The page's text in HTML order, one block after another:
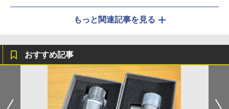
もっと関連記事を見る
おすすめ記事